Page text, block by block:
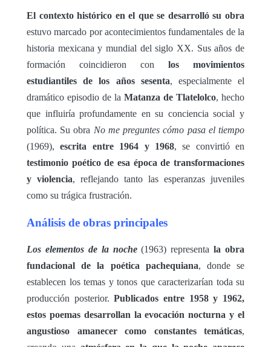
El contexto histórico en el que se desarrolló su obra
estuvo marcado por acontecimientos fundamentales de la
historia mexicana y mundial del siglo XX. Sus años de
formación coincidieron con los movimientos
estudiantiles de los años sesenta, especialmente el
dramático episodio de la Matanza de Tlatelolco, hecho
que influiría profundamente en su conciencia social y
política. Su obra No me preguntes cómo pasa el tiempo
(1969),escrita entre 1964 y 1968, se convirtió en
testimonio poético de esa época de transformaciones
y violencia, reflejando tanto las esperanzas juveniles
como su trágica frustración.
Análisis de obras principales
Los elementos de la noche(1963) representala obra
fundacional de la poética pachequiana, donde se
establecen los temas y tonos que caracterizarían toda su
producción posterior.Publicados entre 1958 y 1962,
estos poemas desarrollan la evocación nocturna y el
angustioso amanecer como constantes temáticas,